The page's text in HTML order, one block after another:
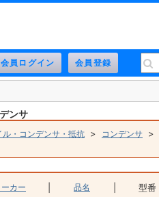
ンサ
ル・コンデンサ・抵抗 > コンデンサ >
ーカー 品名 型番